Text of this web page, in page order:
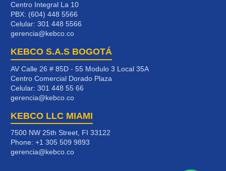
Centro Integral La 10
PBX: (604) 448 5566
Celular: 301 448 5566
gerencia@kebco.co
KEBCO S.A.S BOGOTÁ
AV Calle 26 # 85D - 55 Modulo 3 Local 35A
Centro Comercial Dorado Plaza
Celular: 301 448 55 66
gerencia@kebco.co
KEBCO LLC MIAMI
7500 NW 25th Street, FI 33122
Phone: +1 305 509 9893
gerencia@kebco.co